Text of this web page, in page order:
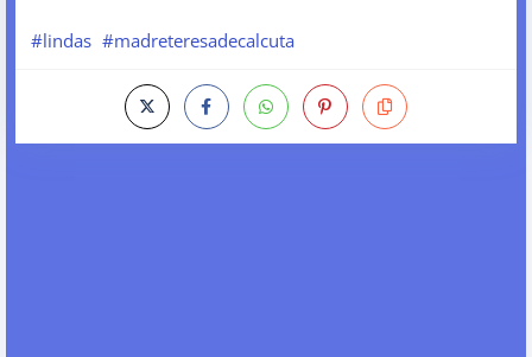
#lindas #madreteresadecalcuta